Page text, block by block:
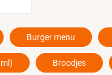
Burger menu
Broodjes